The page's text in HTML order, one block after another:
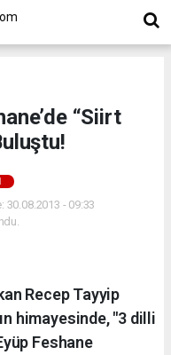
“Siirt
30.08.2013 - 09:33
Recep Tayyip
himayesinde, "3 dilli
Feshane